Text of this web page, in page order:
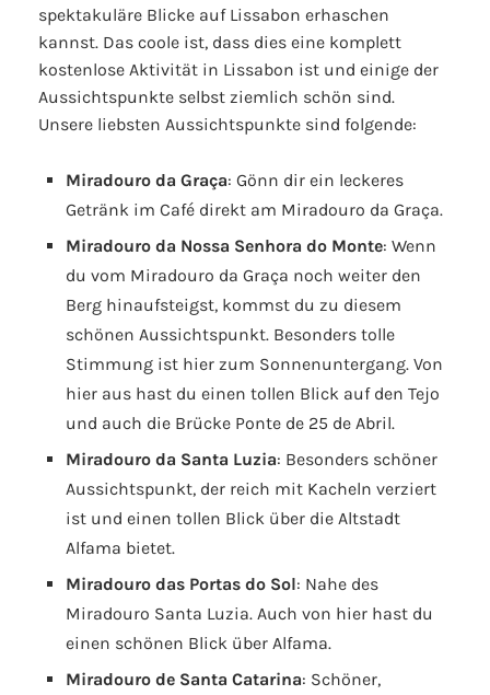
spektakuläre Blicke auf Lissabon erhaschen
kannst. Das coole ist, dass dies eine komplett
kostenlose Aktivität in Lissabon ist und einige der
Aussichtspunkte selbst ziemlich schön sind.
Unsere liebsten Aussichtspunkte sind folgende:
Miradouro da Graça: Gönn dir ein leckeres
Getränk im Café direkt am Miradouro da Graça.
Miradouro da Nossa Senhora do Monte: Wenn
du vom Miradouro da Graça noch weiter den
Berg hinaufsteigst, kommst du zu diesem
schönen Aussichtspunkt. Besonders tolle
Stimmung ist hier zum Sonnenuntergang. Von
hier aus hast du einen tollen Blick auf den Tejo
und auch die Brücke Ponte de 25 de Abril.
Miradouro da Santa Luzia: Besonders schöner
Aussichtspunkt, der reich mit Kacheln verziert
ist und einen tollen Blick über die Altstadt
Alfama bietet.
Miradouro das Portas do Sol: Nahe des
Miradouro Santa Luzia. Auch von hier hast du
einen schönen Blick über Alfama.
Miradouro de Santa Catarina: Schöner,